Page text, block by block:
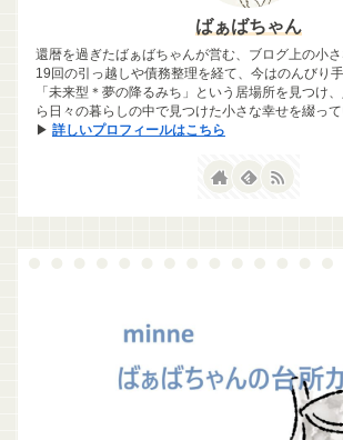
ばぁばちゃん
還暦を過ぎたばぁばちゃんが営む、ブログ上の小さ
19回の引っ越しや債務整理を経て、今はのんびり手
「未来型＊夢の降るみち」という居場所を見つけ
ら日々の暮らしの中で見つけた小さな幸せを綴って
▶ 詳しいプロフィールはこちら